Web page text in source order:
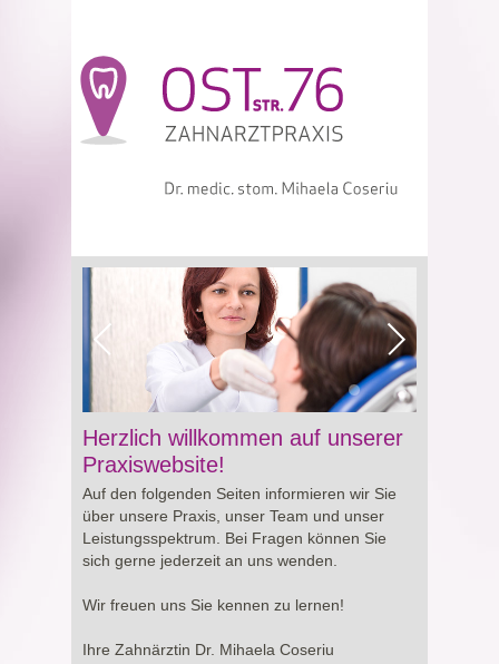
Viagra online sowie über Preisgestaltung und
Besonderheiten von
Entscheidung rund um Ihre Gesundheit.
Herzlich willkommen auf unserer
Praxiswebsite!
Auf den folgenden Seiten informieren wir Sie
über unsere Praxis, unser Team und unser
Leistungsspektrum. Bei Fragen können Sie
sich gerne jederzeit an uns wenden.
Wir freuen uns Sie kennen zu lernen!
Ihre Zahnärztin Dr. Mihaela Coseriu